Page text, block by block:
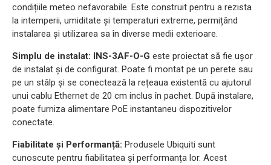
condițiile meteo nefavorabile. Este construit pentru a rezista
la intemperii, umiditate și temperaturi extreme, permițând
instalarea și utilizarea sa în diverse medii exterioare.
Simplu de instalat: INS-3AF-O-G este proiectat să fie ușor
de instalat și de configurat. Poate fi montat pe un perete sau
pe un stâlp și se conectează la rețeaua existentă cu ajutorul
unui cablu Ethernet de 20 cm inclus în pachet. După instalare,
poate furniza alimentare PoE instantaneu dispozitivelor
conectate.
Fiabilitate și Performanță: Produsele Ubiquiti sunt
cunoscute pentru fiabilitatea și performanța lor. Acest